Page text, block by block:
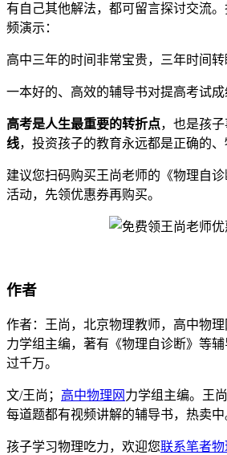
有自己其他解法，都可留言探讨交流
频演示：
高中三年的时间非常宝贵，三年时间转
一本好的、高效的辅导书对提高考试成
高考是人生最重要的转折点，也是孩
线，投资孩子的教育永远都是正确的、
建议您扫码购买王尚老师的《物理自
活动，先领优惠券再购买。
作者
作者：王尚，北京物理教师，高中物理
力学组主编，著有《物理自诊断》等
过千万。
文/王尚； 高中物理网 力学组主编。王
每道题都有视频讲解的辅导书，热卖中
孩子学习物理吃力，欢迎您联系笔者